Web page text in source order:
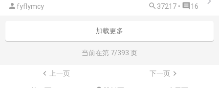
 fyflymcy  37217 •  16
加载更多
当前在第 7/393 页
 上一页 下一页